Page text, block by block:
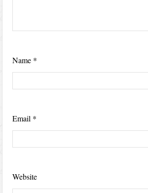
Name *
Email *
Website